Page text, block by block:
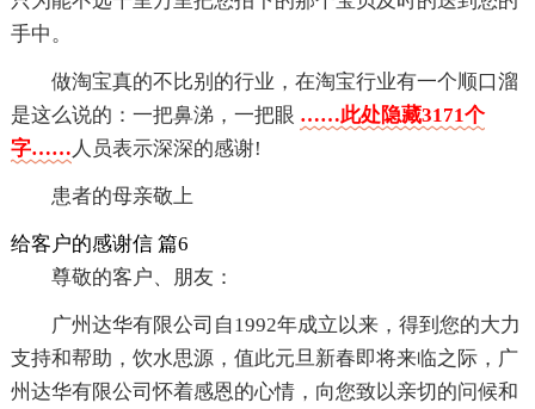
手中。
做淘宝真的不比别的行业，在淘宝行业有一个顺口溜
是这么说的：一把鼻涕，一把眼 ……此处隐藏3171个
字…… 人员表示深深的感谢!
患者的母亲敬上
给客户的感谢信 篇6
尊敬的客户、朋友：
广州达华有限公司自1992年成立以来，得到您的大力
支持和帮助，饮水思源，值此元旦新春即将来临之际，广
州达华有限公司怀着感恩的心情，向您致以亲切的问候和